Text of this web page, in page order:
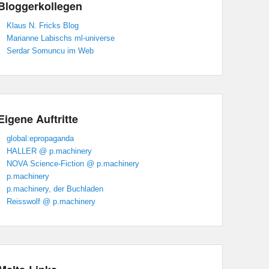
Klaus N. Fricks Blog
Marianne Labischs ml-universe
Serdar Somuncu im Web
Auftritte
global:epropaganda
HALLER @ p.machinery
NOVA Science-Fiction @ p.machinery
p.machinery
p.machinery, der Buchladen
Reisswolf @ p.machinery